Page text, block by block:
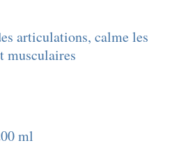
articulations, calme les
musculaires
ml